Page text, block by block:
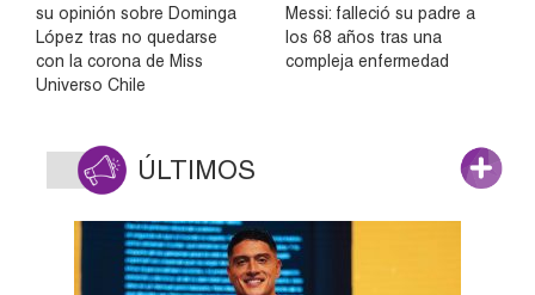
su opinión sobre Dominga
López tras no quedarse
con la corona de Miss
Universo Chile
Messi: falleció su padre a
los 68 años tras una
compleja enfermedad
ÚLTIMOS